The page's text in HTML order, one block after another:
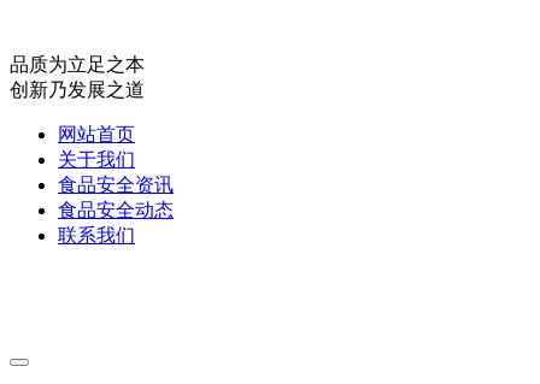
品质为立足之本
创新乃发展之道
网站首页
关于我们
食品安全资讯
食品安全动态
联系我们